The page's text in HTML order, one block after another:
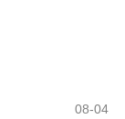
08-04